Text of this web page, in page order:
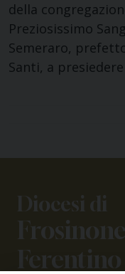
della
Preziosissimo
Semeraro,
Santi, a
Diocesi di
Ferentino